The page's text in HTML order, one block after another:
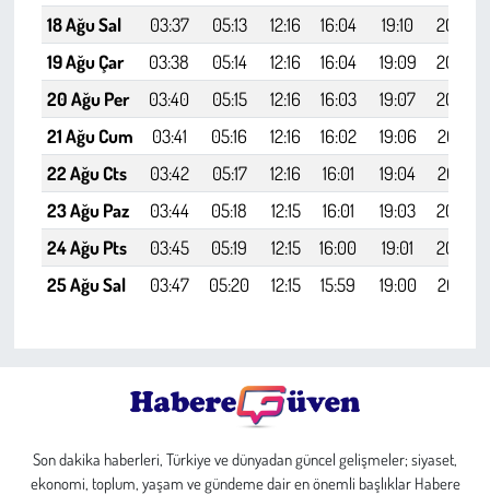
18 Ağu Sal
03:37 05:13 12:16 16:04 19:10
20:40
19 Ağu Çar
03:38 05:14 12:16 16:04 19:09
20:38
20 Ağu Per
03:40 05:15 12:16 16:03 19:07
20:36
21 Ağu Cum
03:41 05:16 12:16 16:02 19:06
20:34
22 Ağu Cts
03:42 05:17 12:16 16:01 19:04
20:32
23 Ağu Paz
03:44 05:18 12:15 16:01 19:03
20:30
24 Ağu Pts
03:45 05:19 12:15 16:00 19:01
20:28
25 Ağu Sal
03:47 05:20 12:15 15:59 19:00 20:27
Son dakika haberleri, Türkiye ve dünyadan güncel gelişmeler; siyaset,
ekonomi, toplum, yaşam ve gündeme dair en önemli başlıklar Habere